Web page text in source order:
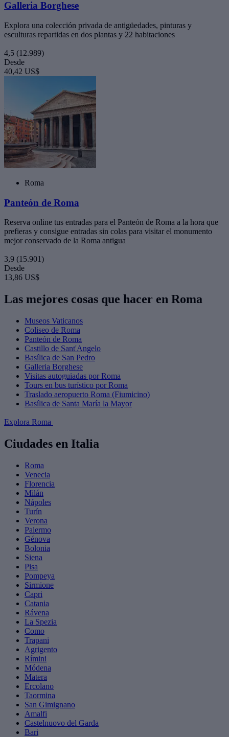
Galleria Borghese
Explora una colección privada de antigüedades, pinturas y
esculturas repartidas en dos plantas y 22 habitaciones
4,5 (12.989)
Desde
40,42 US$
Roma
Panteón de Roma
Reserva online tus entradas para el Panteón de Roma a la hora que
prefieras y consigue entradas sin colas para visitar el monumento
mejor conservado de la Roma antigua
3,9 (15.901)
Desde
13,86 US$
Las mejores cosas que hacer en Roma
Museos Vaticanos
Coliseo de Roma
Panteón de Roma
Castillo de Sant'Angelo
Basílica de San Pedro
Galleria Borghese
Visitas autoguiadas por Roma
Tours en bus turístico por Roma
Traslado aeropuerto Roma (Fiumicino)
Basílica de Santa María la Mayor
Explora Roma
Ciudades en Italia
Roma
Venecia
Florencia
Milán
Nápoles
Turín
Verona
Palermo
Génova
Bolonia
Siena
Pisa
Pompeya
Sirmione
Capri
Catania
Rávena
La Spezia
Como
Trapani
Agrigento
Rímini
Módena
Matera
Ercolano
Taormina
San Gimignano
Amalfi
Castelnuovo del Garda
Bari